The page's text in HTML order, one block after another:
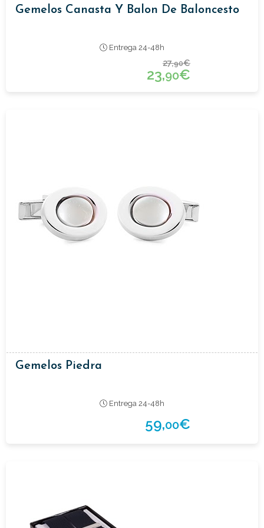
Gemelos Canasta Y Balon De Baloncesto
Entrega 24-48h
27,90€
23,90€
Gemelos Piedra
Entrega 24-48h
59,00€